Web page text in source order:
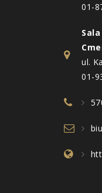
01-
ul.
01-